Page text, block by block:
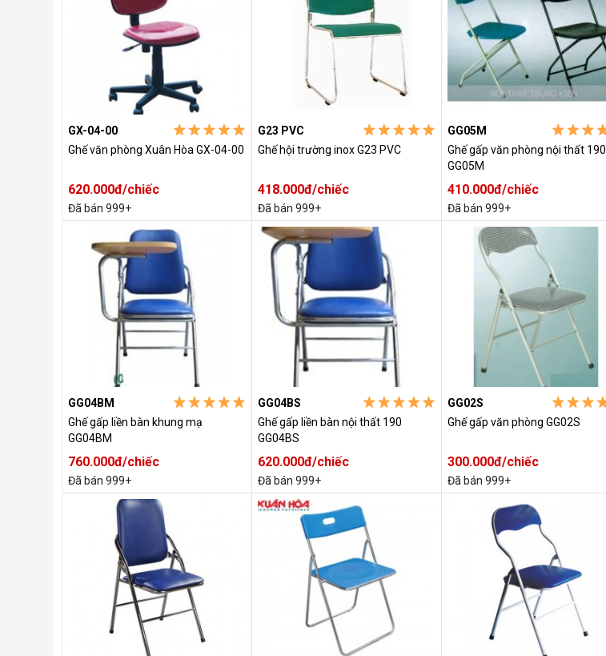
GX-04-00
Ghế văn phòng Xuân Hòa GX-04-00
620.000đ/chiếc
Đã bán 999+
G23 PVC
Ghế hội trường inox G23 PVC
418.000đ/chiếc
Đã bán 999+
GG05M
Ghế gấp văn phòng nội thất 190
GG05M
410.000đ/chiếc
Đã bán 999+
GG04BM
Ghế gấp liền bàn khung mạ
GG04BM
760.000đ/chiếc
Đã bán 999+
GG04BS
Ghế gấp liền bàn nội thất 190
GG04BS
620.000đ/chiếc
Đã bán 999+
GG02S
Ghế gấp văn phòng GG02S
300.000đ/chiếc
Đã bán 999+